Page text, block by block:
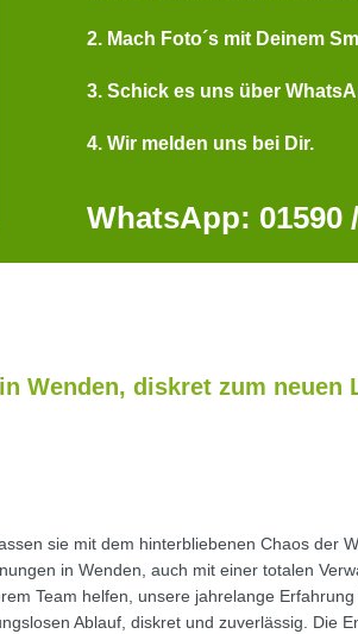
2. Mach Foto´s mit Deinem
3. Schick es uns über
4. Wir melden uns bei Dir.
WhatsApp: 01590
Wenden, diskret zum neuen
sie mit dem hinterbliebenen Chaos der
in Wenden, auch mit einer totalen
Team helfen, unsere jahrelange
Ablauf, diskret und zuverlässig. Die